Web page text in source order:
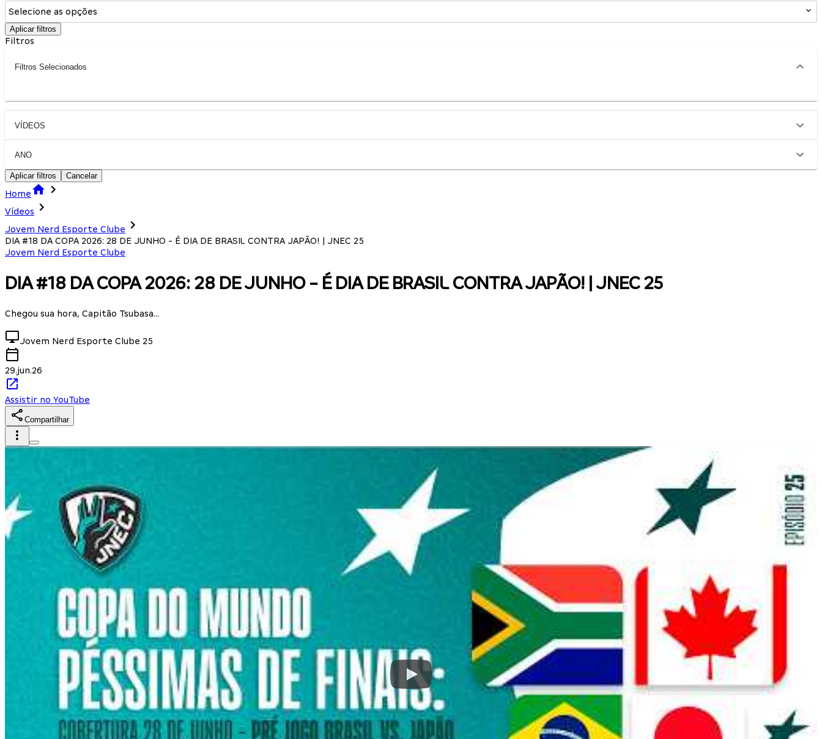
Selecione as opções
Aplicar filtros
Filtros
Filtros Selecionados
VÍDEOS
ANO
Aplicar filtros Cancelar
Home
Vídeos
Jovem Nerd Esporte Clube
DIA #18 DA COPA 2026: 28 DE JUNHO - É DIA DE BRASIL CONTRA JAPÃO! | JNEC 25
Jovem Nerd Esporte Clube
DIA #18 DA COPA 2026: 28 DE JUNHO - É DIA DE BRASIL CONTRA JAPÃO! | JNEC 25
Chegou sua hora, Capitão Tsubasa...
Jovem Nerd Esporte Clube 25
29.jun.26
Assistir no YouTube
Compartilhar